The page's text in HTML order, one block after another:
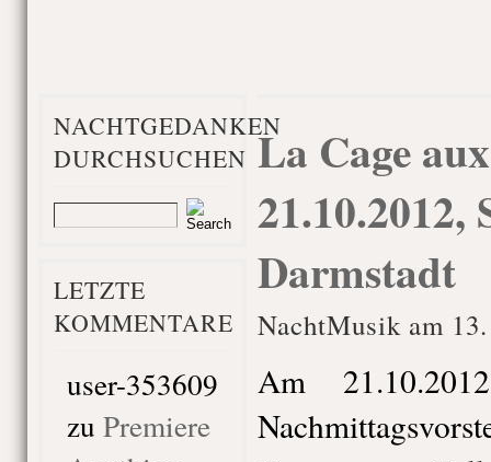
NACHTGEDANKEN
DURCHSUCHEN
LETZTE
KOMMENTARE
user-353609
zu Premiere
La Cage
21.10.2012,
Darmstadt
NachtMusik am
Am